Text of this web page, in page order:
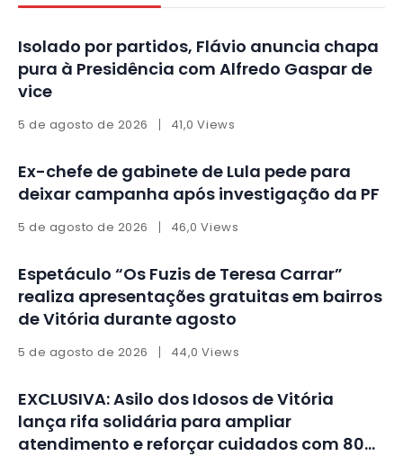
Isolado por partidos, Flávio anuncia chapa
pura à Presidência com Alfredo Gaspar de
vice
5 de agosto de 2026 41,0 Views
Ex-chefe de gabinete de Lula pede para
deixar campanha após investigação da PF
5 de agosto de 2026 46,0 Views
Espetáculo “Os Fuzis de Teresa Carrar”
realiza apresentações gratuitas em bairros
de Vitória durante agosto
5 de agosto de 2026 44,0 Views
EXCLUSIVA: Asilo dos Idosos de Vitória
lança rifa solidária para ampliar
atendimento e reforçar cuidados com 80